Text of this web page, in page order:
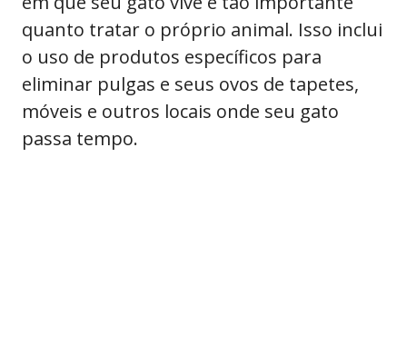
quanto tratar o próprio animal. Isso inclui
o uso de produtos específicos para
eliminar pulgas e seus ovos de tapetes,
móveis e outros locais onde seu gato
passa tempo.